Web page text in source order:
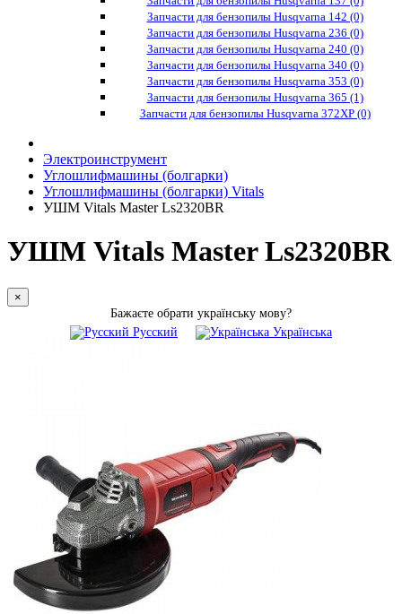
Запчасти для бензопилы Husqvarna 142 (0)
Запчасти для бензопилы Husqvarna 236 (0)
Запчасти для бензопилы Husqvarna 240 (0)
Запчасти для бензопилы Husqvarna 340 (0)
Запчасти для бензопилы Husqvarna 353 (0)
Запчасти для бензопилы Husqvarna 365 (1)
Запчасти для бензопилы Husqvarna 372XP (0)
Электроинструмент
Углошлифмашины (болгарки)
Углошлифмашины (болгарки) Vitals
УШМ Vitals Master Ls2320BR
УШМ Vitals Master Ls2320BR
×
Бажаєте обрати українську мову?
Русский
Українська